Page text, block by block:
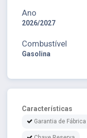
Ano
2026/2027
Combustível
Gasolina
Características
Garantia de Fábrica